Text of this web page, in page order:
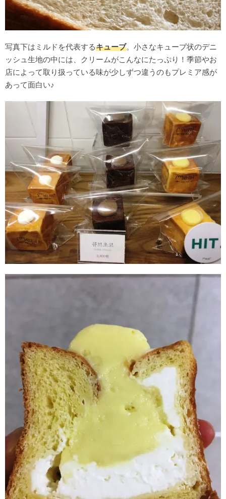
写真下はミルドを代表するキューブ。小さなキューブ状のデニ
ッシュ生地の中には、クリームがこんなにたっぷり！季節やお
店によって取り扱っている味が少しずつ違うのもプレミア感が
あって面白い♪